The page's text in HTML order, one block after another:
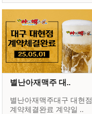
별난아재맥주 대..
별난아재맥주대구 대현점
계약체결완료 계약일 ..